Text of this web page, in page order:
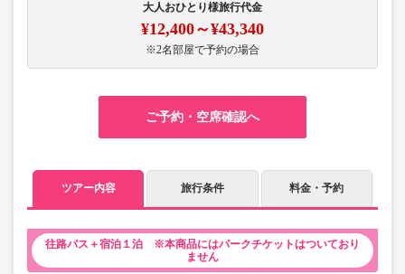
大人おひとり様旅行代金
¥12,400～¥43,340
※2名部屋で予約の場合
ご予約・空席確認へ
ツアー内容 旅行条件 料金・予約
往路バス＋宿泊１泊 ※本商品にはパークチケットはついており
ません